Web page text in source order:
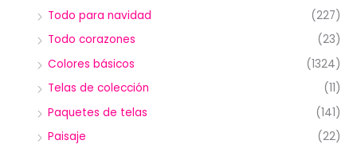
Todo para navidad
(227)
Todo corazones
(23)
Colores básicos
(1324)
Telas de colección
(11)
Paquetes de telas
(141)
Paisaje
(22)